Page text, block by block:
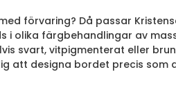
förvaring? Då passar
i olika färgbehandlingar av
svart, vitpigmenterat eller
att designa bordet precis som